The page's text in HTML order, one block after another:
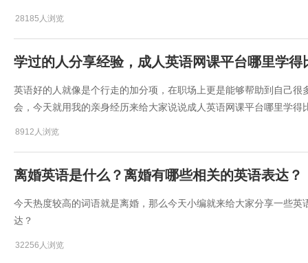
28185人浏览
学过的人分享经验，成人英语网课平台哪里学
英语好的人就像是个行走的加分项，在职场上更是能够帮助到自己
会，今天就用我的亲身经历来给大家说说成人英语网课平台哪里学得
8912人浏览
离婚英语是什么？离婚有哪些相关的英语表达？
今天热度较高的词语就是离婚，那么今天小编就来给大家分享一些
达？
32256人浏览